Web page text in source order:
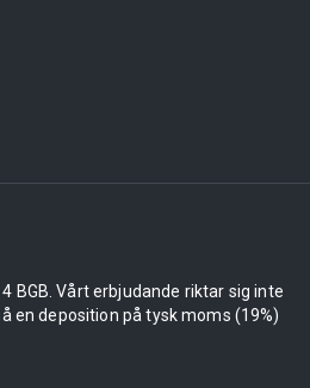
BGB. Vårt erbjudande riktar sig inte
en deposition på tysk moms (19%)